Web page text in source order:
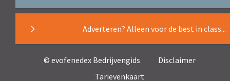
Adverteren? Alleen voor de best in class...
© evofenedex Bedrijvengids
Disclaimer
Tarievenkaart